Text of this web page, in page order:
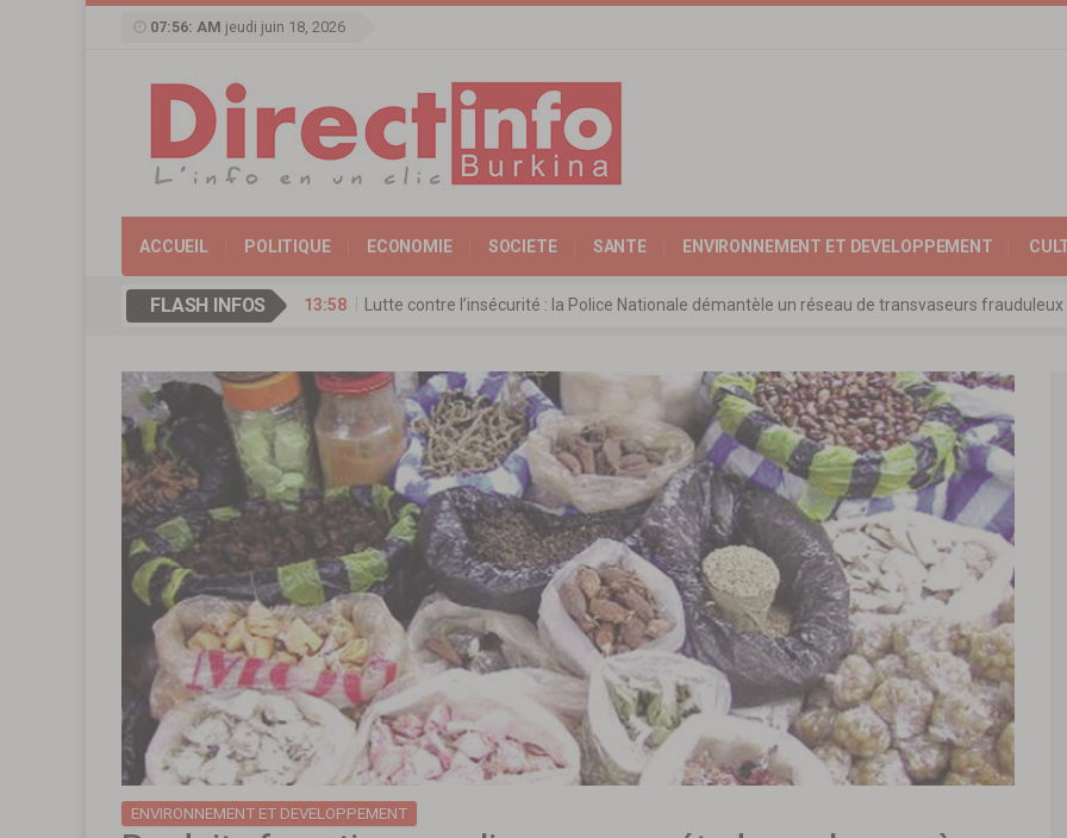
07:56: AM jeudi juin 18, 2026
ACCUEIL POLITIQUE ECONOMIE SOCIETE SANTE ENVIRONNEMENT ET DEVELOPPEMENT
FLASH INFOS 13:58
Lutte contre l’insécurité : la Police Nationale démantèle un réseau de transvaseurs
13:09
Réserve militaire au Burkina Faso : la nouvelle loi adoptée à l’unanimité
13:07
Mémorial Thomas-Sankara: les ministres chargés du Commerce de l’AES ravivent leurs
ENVIRONNEMENT ET DEVELOPPEMENT